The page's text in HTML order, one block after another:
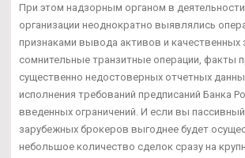
При этом надзорным органом в
организации неоднократно выявлялись
признаками вывода активов и качественных
сомнительные транзитные операции, факты
существенно недостоверных отчетных
исполнения требований предписаний Банка
введенных ограничений. И если вы
зарубежных брокеров выгоднее будет
небольшое количество сделок сразу на